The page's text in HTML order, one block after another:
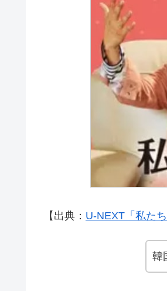
【出典： U-NEXT「私た
韓